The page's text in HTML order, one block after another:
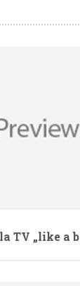
TV „like a